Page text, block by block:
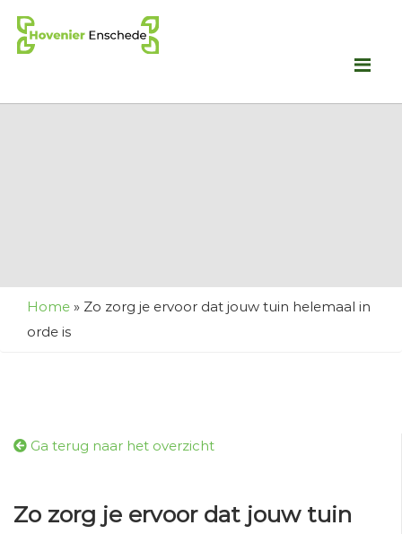
Home » Zo zorg je ervoor dat jouw tuin helemaal in
orde is
Ga terug naar het overzicht
Zo zorg je ervoor dat jouw tuin